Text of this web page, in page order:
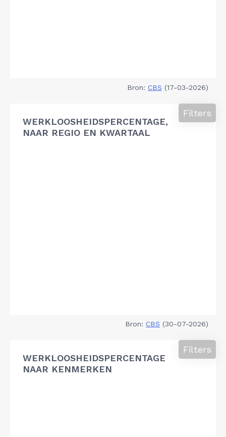
Bron: CBS (17-03-2026)
WERKLOOSHEIDSPERCENTAGE,
NAAR REGIO EN KWARTAAL
Filters
Bron: CBS (30-07-2026)
WERKLOOSHEIDSPERCENTAGE
NAAR KENMERKEN
Filters